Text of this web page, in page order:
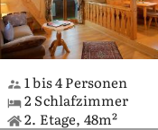
1 bis 4 Personen
2 Schlafzimmer
2. Etage, 48m²